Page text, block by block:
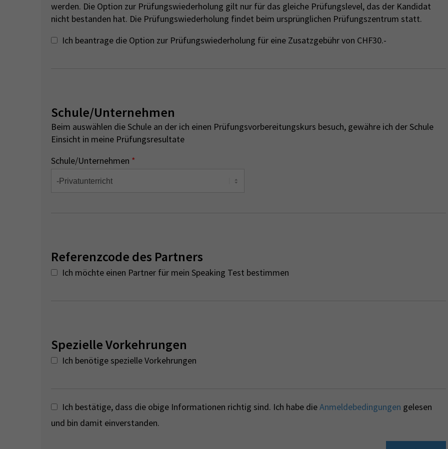
werden. Die Option zur Prüfungswiederholung gilt nur für das gleiche Prüfungslevel, das der Kandidat
nicht bestanden hat. Die Prüfungswiederholung findet beim ursprünglichen Prüfungszentrum statt.
Ich beantrage die Option zur Prüfungswiederholung für eine Zusatzgebühr von CHF30.-
Schule/Unternehmen
Beim auswählen die Schule an der ich einen Prüfungsvorbereitungskurs besuch, gewähre ich der Schule
Einsicht in meine Prüfungsresultate
Schule/Unternehmen *
Referenzcode des Partners
Ich möchte einen Partner für mein Speaking Test bestimmen
Spezielle Vorkehrungen
Ich benötige spezielle Vorkehrungen
Ich bestätige, dass die obige Informationen richtig sind. Ich habe dieAnmeldebedingungen gelesen
und bin damit einverstanden.